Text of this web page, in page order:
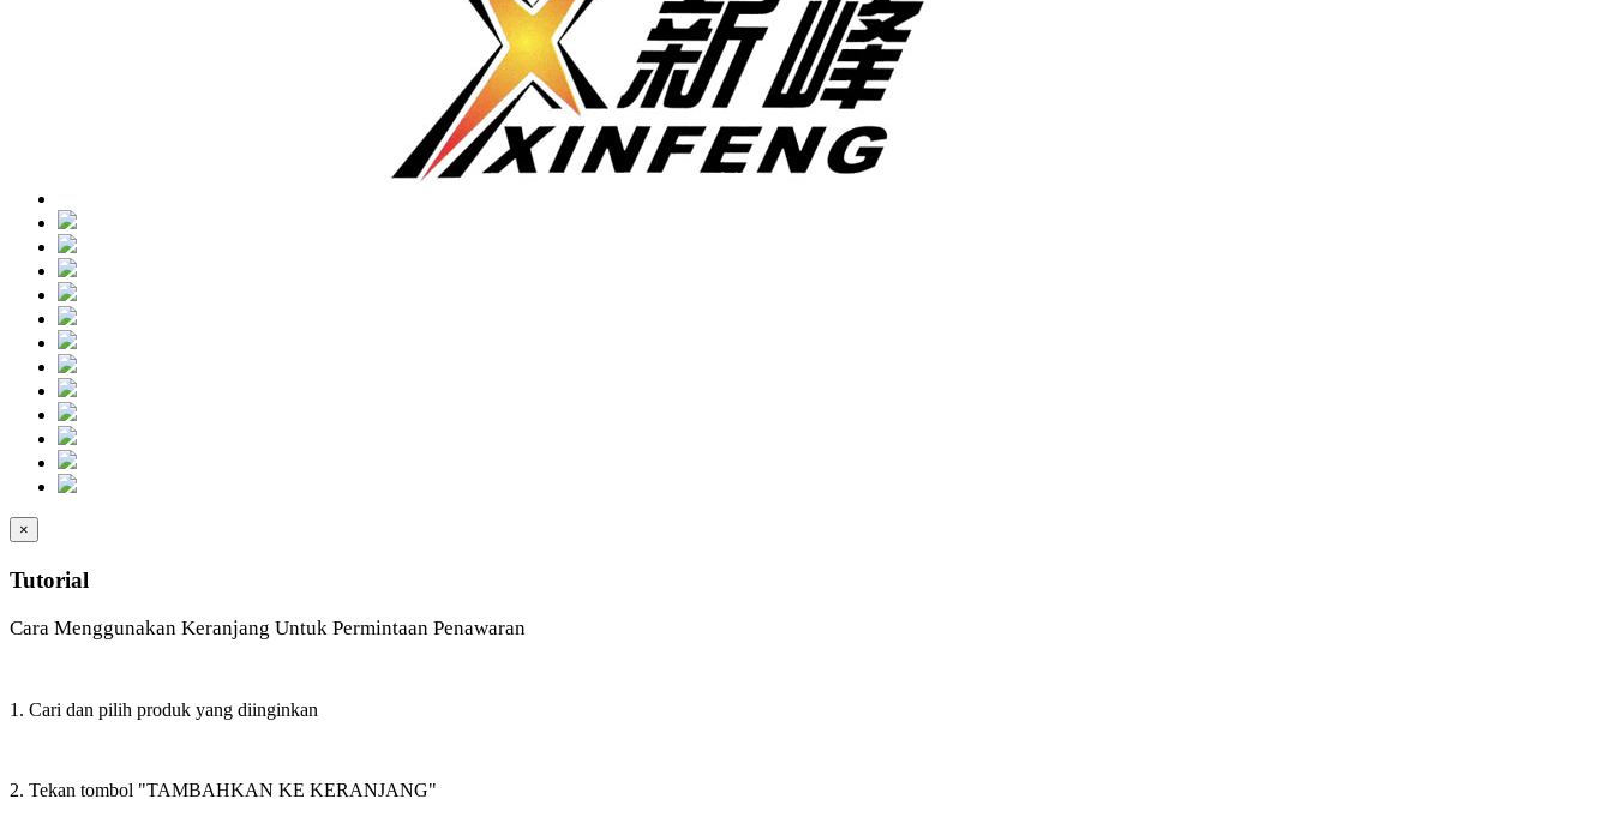
×
Tutorial
Cara Menggunakan Keranjang Untuk Permintaan Penawaran
1. Cari dan pilih produk yang diinginkan
2. Tekan tombol "TAMBAHKAN KE KERANJANG"